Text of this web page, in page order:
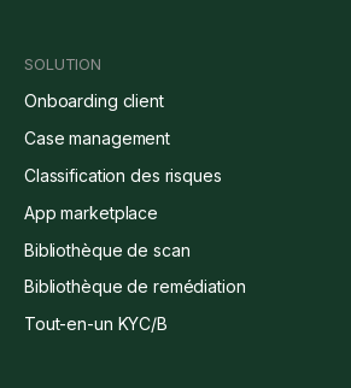
SOLUTION
Onboarding client
Case management
Classification des risques
App marketplace
Bibliothèque de scan
Bibliothèque de remédiation
Tout-en-un KYC/B